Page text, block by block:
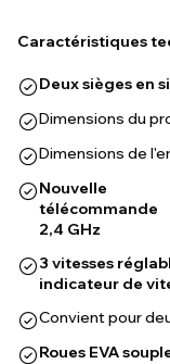
Caractéristiques
Deux sièges en
Dimensions du
Dimensions de
Nouvelle
télécommande
2,4 GHz
3 vitesses
indicateur de
Convient pour
Roues EVA